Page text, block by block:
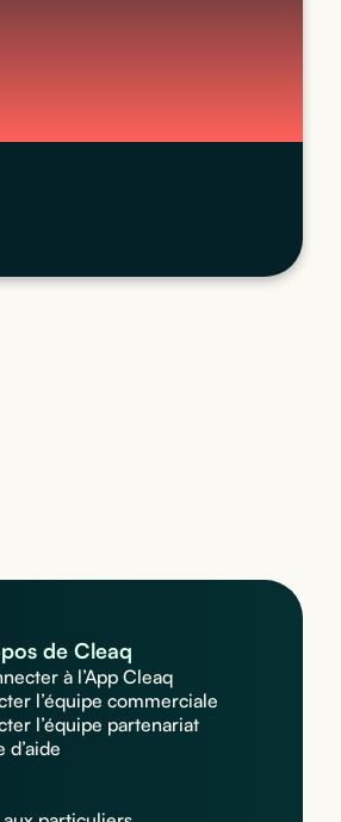
de Cleaq
à l’App Cleaq
l’équipe commerciale
l’équipe partenariat
d’aide